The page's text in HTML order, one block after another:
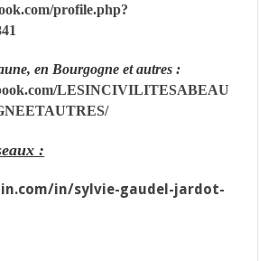
profile.php?
en Bourgogne et autres :
LESINCIVILITESABEAU
:
in/sylvie-gaudel-jardot-